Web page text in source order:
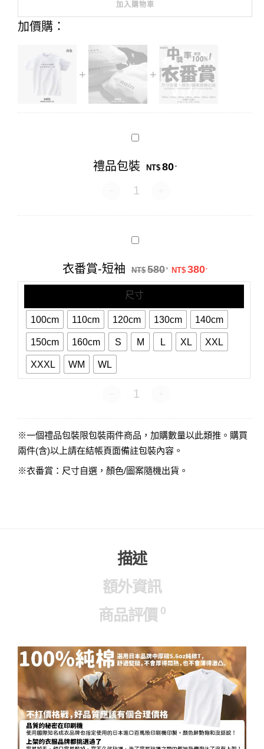
加入購物車
Alternative:
加價購：
禮
裝
禮品包裝 NT$ 80.
禮品包裝 數量
衣
短
袖
衣番賞-短袖 NT$ 580. 原始價格：
NT$ 380.目前價格
尺寸
100cm 110cm 120cm 130cm 140cm
150cm 160cm S M L XL XXL
XXXL WM WL
衣番賞-短袖 數量
※一個禮品包裝限包裝兩件商品，加購數量以此類推。購買
兩件(含)以上請在結帳頁面備註包裝內容。
※衣番賞：尺寸自選，顏色/圖案隨機出貨。
描述
額外資訊
商品評價 0